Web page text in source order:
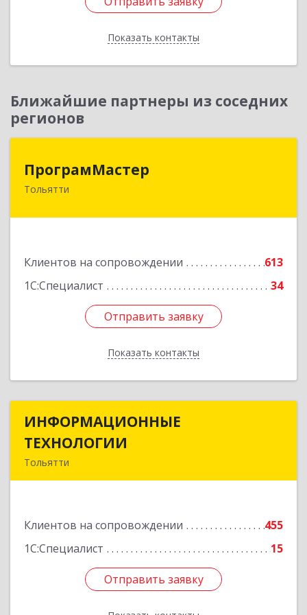
Показать контакты
Назад
Ближайшие партнеры из соседних
регионов
ПрограмМастер
Тольятти
Клиентов на сопровождении
613
1С:Специалист
34
Отправить заявку
Показать контакты
Отправить заявку
Назад
ИНФОРМАЦИОННЫЕ
ТЕХНОЛОГИИ
Тольятти
Клиентов на сопровождении
455
1С:Специалист
15
Отправить заявку
ИНФОРМАЦИОННЫЕ
Подробнее
Отправить заявку